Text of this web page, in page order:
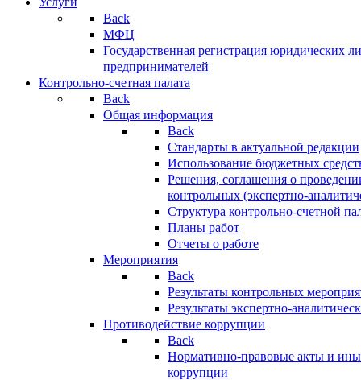
Back
МФЦ
Государственная регистрация юридических
предпринимателей
Контрольно-счетная палата
Back
Общая информация
Back
Стандарты в актуальной редакции
Использование бюджетных
Решения, соглашения о
контрольных (экспертно-
Структура контрольно-счетной
Планы работ
Отчеты о работе
Мероприятия
Back
Результаты контрольных
Результаты экспертно-
Противодействие коррупции
Back
Нормативно-правовые акты и
коррупции